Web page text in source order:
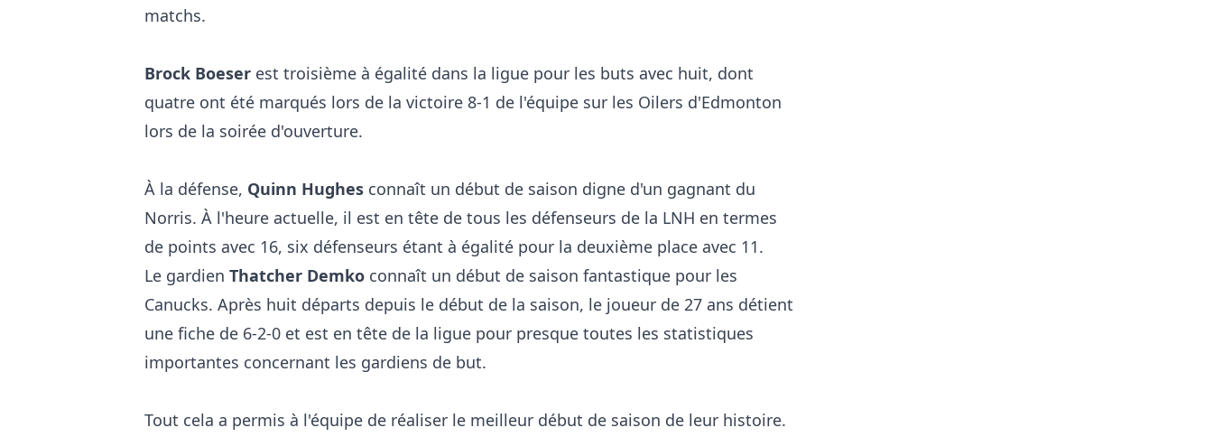
matchs.
Brock Boeser est troisième à égalité dans la ligue pour les buts avec huit, dont
quatre ont été marqués lors de la victoire 8-1 de l'équipe sur les Oilers d'Edmonton
lors de la soirée d'ouverture.
À la défense, Quinn Hughes connaît un début de saison digne d'un gagnant du
Norris. À l'heure actuelle, il est en tête de tous les défenseurs de la LNH en termes
de points avec 16, six défenseurs étant à égalité pour la deuxième place avec 11.
Le gardien Thatcher Demko connaît un début de saison fantastique pour les
Canucks. Après huit départs depuis le début de la saison, le joueur de 27 ans détient
une fiche de 6-2-0 et est en tête de la ligue pour presque toutes les statistiques
importantes concernant les gardiens de but.
Tout cela a permis à l'équipe de réaliser le meilleur début de saison de leur histoire.